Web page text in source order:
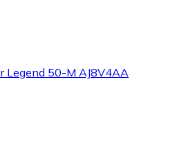
Legend 50-M AJ8V4AA